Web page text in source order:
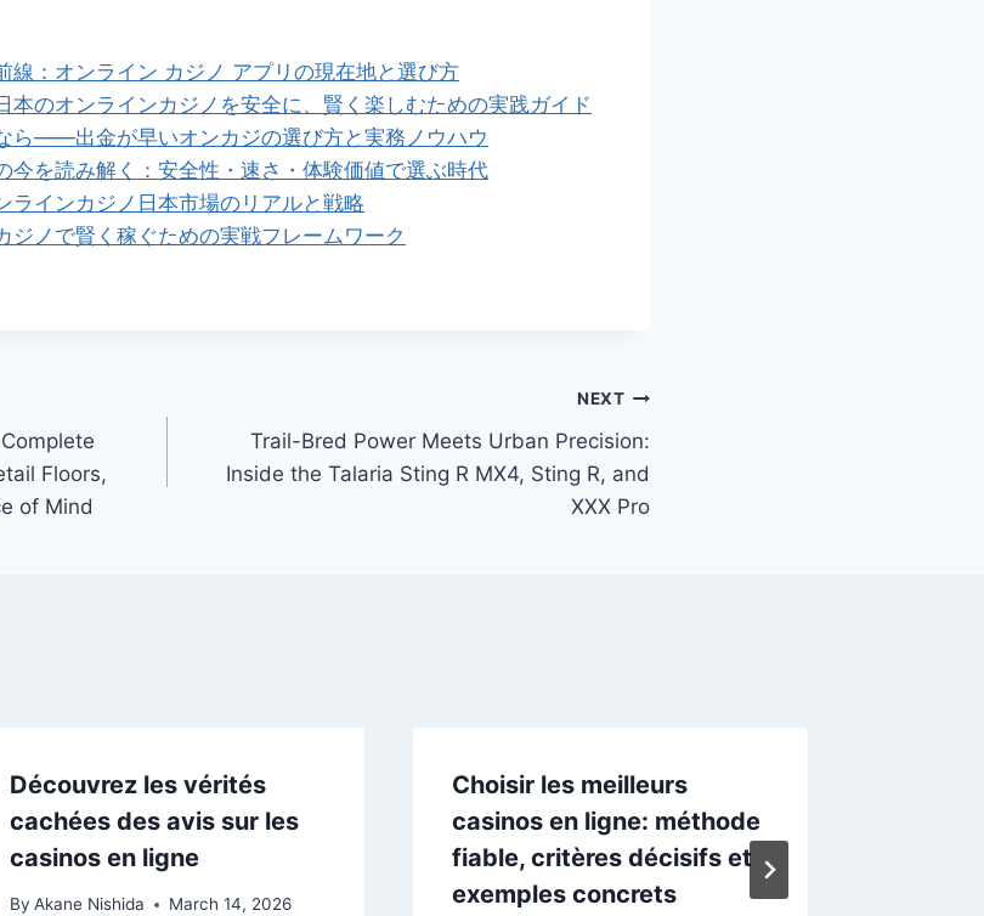
線：オンライン カジノ アプリの現在地と選び方
本のオンラインカジノを安全に、賢く楽しむための実践ガイド
ら——出金が早いオンカジの選び方と実務ノウハウ
今を読み解く：安全性・速さ・体験価値で選ぶ時代
ラインカジノ日本市場のリアルと戦略
ジノで賢く稼ぐための実戦フレームワーク
Floors,
of Mind
NEXT
Trail-Bred Power Meets Urban Precision:
Inside the Talaria Sting R MX4, Sting R, and
XXX Pro
Découvrez les vérités
cachées des avis sur les
casinos en ligne
By Akane Nishida March 14, 2026
Choisir les meilleurs
casinos en ligne: méthode
fiable, critères décisifs et
exemples concrets